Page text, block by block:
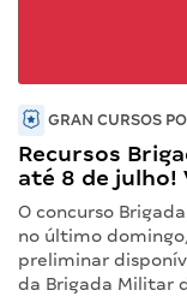
GRAN CURSOS
Recursos
até 8 de julho!
O concurso
no último
preliminar
da Brigada Militar